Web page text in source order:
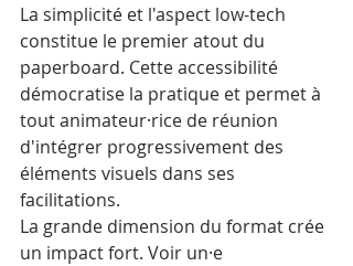
La simplicité et l'aspect low-tech
constitue le premier atout du
paperboard. Cette accessibilité
démocratise la pratique et permet à
tout animateur·rice de réunion
d'intégrer progressivement des
éléments visuels dans ses
facilitations.
La grande dimension du format crée
un impact fort. Voir un·e